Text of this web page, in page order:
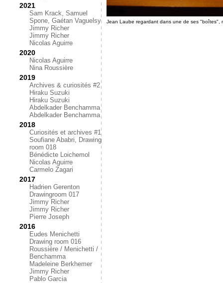
2021
Sam Krack, Samuel
Spone, Gaétan Vaguelsy
Jimmy Richer
Jimmy Richer
Nicolas Aguirre
2020
Nicolas Aguirre
Nina Roussière
2019
Archives & curiosités #2
Hiraku Suzuki
Hiraku Suzuki
Abdelkader Benchamma
Abdelkader Benchamma
2018
Curiosités et archives #1
Soufiane Ababri, Drawing
room 018
Bénédicte Loichemol
Nicolas Aguirre
Carmelo Zagari
2017
Hadrien Gerenton
Drawingroom 017
Jimmy Richer
Jimmy Richer
Pierre Joseph
2016
Eudes Menichetti
Drawing room 016
Roussière / Menichetti /
Benchamma
Madeleine Berkhemer
Jimmy Richer
Pablo Garcia
Jean Laube regardant dans une de ses "boîtes",